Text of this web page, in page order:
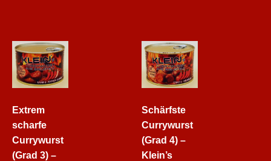
Extrem
scharfe
Currywurst
(Grad 3) –
Schärfste
Currywurst
(Grad 4) –
Klein’s